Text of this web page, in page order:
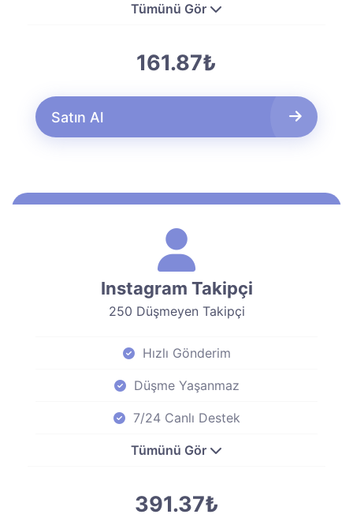
Tümünü Gör
161.87₺
Satın Al
Instagram Takipçi
250 Düşmeyen Takipçi
Hızlı Gönderim
Düşme Yaşanmaz
7/24 Canlı Destek
Tümünü Gör
391.37₺